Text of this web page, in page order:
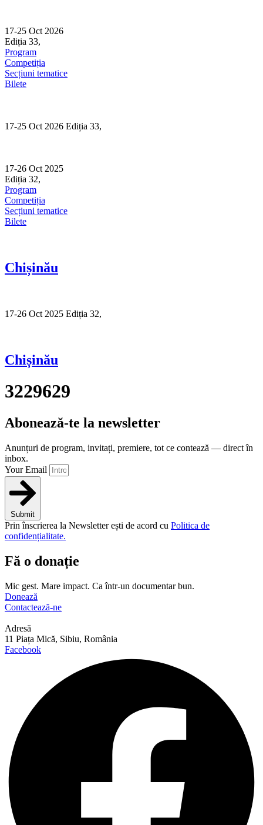
content
17-25 Oct 2026
Ediția 33,
Program
Competiția
Secțiuni tematice
Bilete
17-25 Oct 2026 Ediția 33,
17-26 Oct 2025
Ediția 32,
Program
Competiția
Secțiuni tematice
Bilete
Chișinău
17-26 Oct 2025 Ediția 32,
Chișinău
3229629
Abonează-te la newsletter
Anunțuri de program, invitați, premiere, tot ce contează — direct în
inbox.
Your Email
Submit
Prin înscrierea la Newsletter ești de acord cu Politica de
confidențialitate.
Fă o donație
Mic gest. Mare impact. Ca într-un documentar bun.
Donează
Contactează-ne
Adresă
11 Piața Mică, Sibiu, România
Facebook